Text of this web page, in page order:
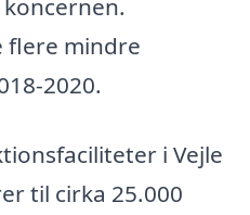
flere mindre
2020.
i Vejle
til cirka 25.000